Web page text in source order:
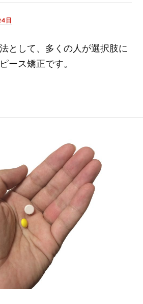
日
として、多くの人が選択肢に
ース矯正です。